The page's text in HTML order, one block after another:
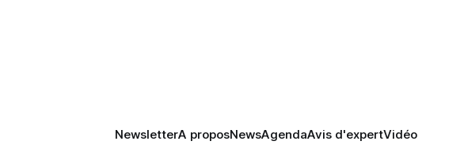
NewsletterA proposNewsAgendaAvis d'expertVidéo